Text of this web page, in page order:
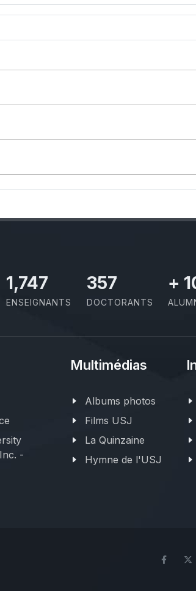
1,973
ENSEIGNANTS
403
DOCTORANTS
+
-
Multimédias
Albums photos
Films USJ
La Quinzaine
Hymne de l'USJ